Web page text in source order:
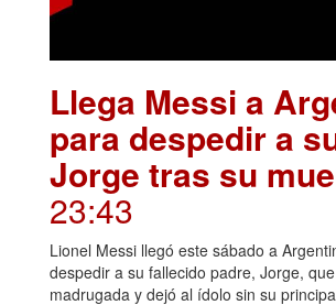
Llega Messi a
para despedir a
Jorge tras su
23:43
Lionel Messi llegó este sábado a
despedir a su fallecido padre, Jorge,
madrugada y dejó al ídolo sin su